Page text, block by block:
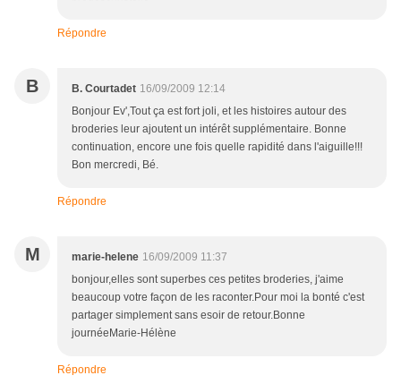
Répondre
B B. Courtadet 16/09/2009 12:14
Bonjour Ev',Tout ça est fort joli, et les histoires autour des
broderies leur ajoutent un intérêt supplémentaire. Bonne
continuation, encore une fois quelle rapidité dans l'aiguille!!!
Bon mercredi, Bé.
Répondre
M marie-helene 16/09/2009 11:37
bonjour,elles sont superbes ces petites broderies, j'aime
beaucoup votre façon de les raconter.Pour moi la bonté c'est
partager simplement sans esoir de retour.Bonne
journéeMarie-Hélène
Répondre